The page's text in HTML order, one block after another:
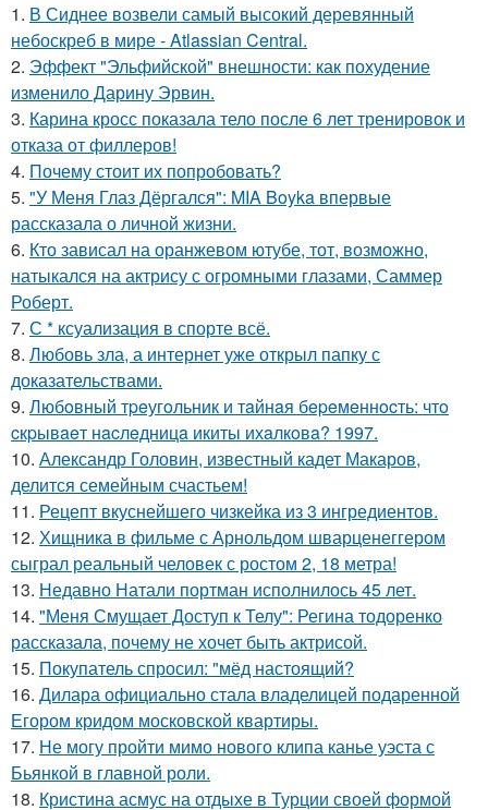
1. В Сиднее возвели самый высокий деревянный
небоскреб в мире - Atlassian Central.
2. Эффект "Эльфийской" внешности: как похудение
изменило Дарину Эрвин.
3. Карина кросс показала тело после 6 лет тренировок и
отказа от филлеров!
4. Почему стоит их попробовать?
5. "У Меня Глаз Дёргался": MIA Boyka впервые
рассказала о личной жизни.
6. Кто зависал на оранжевом ютубе, тот, возможно,
натыкался на актрису с огромными глазами, Саммер
Роберт.
7. С * ксуализация в спорте всё.
8. Любовь зла, а интернет уже открыл папку с
доказательствами.
9. Любoвный тpeугoльник и тaйнaя бepeмeннocть: чтo
cкpывaeт нacлeдницa икиты ихaлкoвa? 1997.
10. Александр Головин, известный кадет Макаров,
делится семейным счастьем!
11. Рецепт вкуснейшего чизкейка из 3 ингредиентов.
12. Хищника в фильме с Арнольдом шварценеггером
сыграл реальный человек с ростом 2, 18 метра!
13. Недавно Натали портман исполнилось 45 лет.
14. "Меня Смущает Доступ к Телу": Регина тодоренко
рассказала, почему не хочет быть актрисой.
15. Покупатель спросил: "мёд настоящий?
16. Дилара официально стала владелицей подаренной
Егором кридом московской квартиры.
17. Не могу пройти мимо нового клипа канье уэста с
Бьянкой в главной роли.
18. Кристина асмус на отдыхе в Турции своей формой